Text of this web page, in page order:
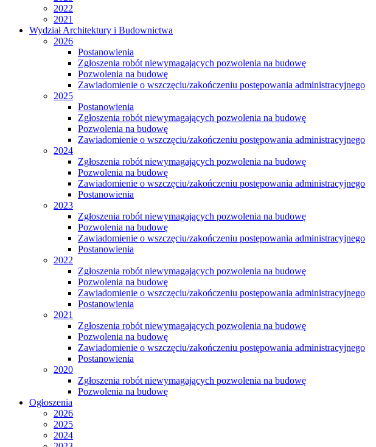
2022
2021
Wydział Architektury i Budownictwa
2026
Postanowienia
Zgłoszenia robót niewymagających pozwolenia na budowę
Pozwolenia na budowę
Zawiadomienie o wszczęciu/zakończeniu postępowania administracyjnego
2025
Postanowienia
Zgłoszenia robót niewymagających pozwolenia na budowę
Pozwolenia na budowę
Zawiadomienie o wszczęciu/zakończeniu postępowania administracyjnego
2024
Zgłoszenia robót niewymagających pozwolenia na budowę
Pozwolenia na budowę
Zawiadomienie o wszczęciu/zakończeniu postępowania administracyjnego
Postanowienia
2023
Zgłoszenia robót niewymagających pozwolenia na budowę
Pozwolenia na budowę
Zawiadomienie o wszczęciu/zakończeniu postępowania administracyjnego
Postanowienia
2022
Zgłoszenia robót niewymagających pozwolenia na budowę
Pozwolenia na budowę
Zawiadomienie o wszczęciu/zakończeniu postępowania administracyjnego
Postanowienia
2021
Zgłoszenia robót niewymagających pozwolenia na budowę
Pozwolenia na budowę
Zawiadomienie o wszczęciu/zakończeniu postępowania administracyjnego
Postanowienia
2020
Zgłoszenia robót niewymagających pozwolenia na budowę
Pozwolenia na budowę
Ogłoszenia
2026
2025
2024